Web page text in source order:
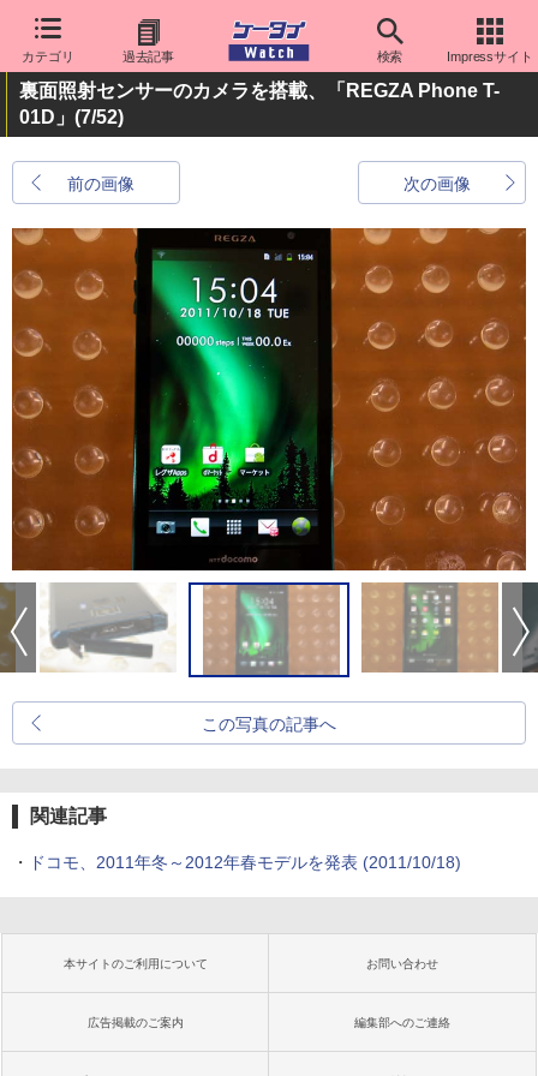
カテゴリ 過去記事 検索 Impressサイト
裏面照射センサーのカメラを搭載、「REGZA Phone T-
01D」 (7/52)
前の画像 次の画像
この写真の記事へ
関連記事
・ ドコモ、2011年冬～2012年春モデルを発表 (2011/10/18)
本サイトのご利用について お問い合わせ
広告掲載のご案内 編集部へのご連絡